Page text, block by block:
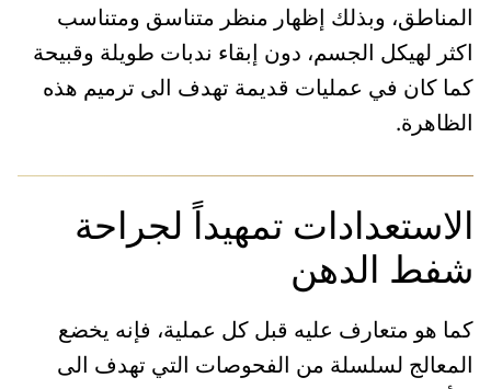
المناطق، وبذلك إظهار منظر متناسق ومتناسب
اكثر لهيكل الجسم، دون إبقاء ندبات طويلة وقبيحة
كما كان في عمليات قديمة تهدف الى ترميم هذه
الظاهرة.
الاستعدادات تمهيداً لجراحة
شفط الدهن
كما هو متعارف عليه قبل كل عملية، فإنه يخضع
المعالج لسلسلة من الفحوصات التي تهدف الى